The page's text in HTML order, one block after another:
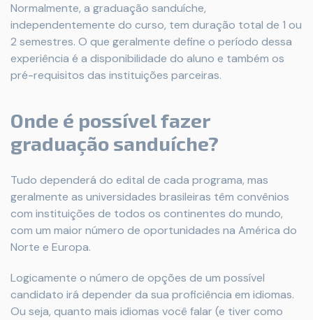
Normalmente, a graduação sanduíche,
independentemente do curso, tem duração total de 1 ou
2 semestres. O que geralmente define o período dessa
experiência é a disponibilidade do aluno e também os
pré-requisitos das instituições parceiras.
Onde é possível fazer
graduação sanduíche?
Tudo dependerá do edital de cada programa, mas
geralmente as universidades brasileiras têm convênios
com instituições de todos os continentes do mundo,
com um maior número de oportunidades na América do
Norte e Europa.
Logicamente o número de opções de um possível
candidato irá depender da sua proficiência em idiomas.
Ou seja, quanto mais idiomas você falar (e tiver como